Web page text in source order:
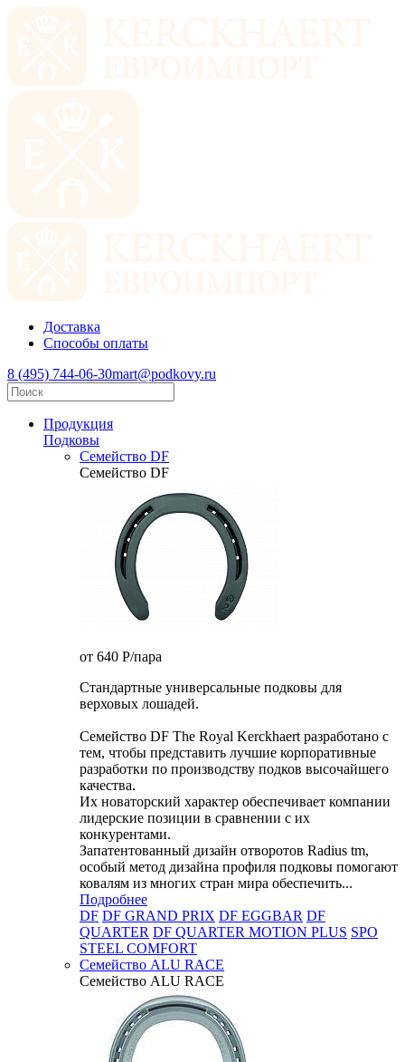
Доставка
Способы оплаты
8 (495) 744-06-30mart@podkovy.ru
Продукция
Подковы
Семейство DF
Семейство DF
от 640 P/пара
Стандартные универсальные подковы для
верховых лошадей.
Семейство DF The Royal Kerckhaert разработано с
тем, чтобы представить лучшие корпоративные
разработки по производству подков высочайшего
качества.
Их новаторский характер обеспечивает компании
лидерские позиции в сравнении с их
конкурентами.
Запатентованный дизайн отворотов Radius tm,
особый метод дизайна профиля подковы помогают
ковалям из многих стран мира обеспечить...
Подробнее
DF DF GRAND PRIX DF EGGBAR DF
QUARTER DF QUARTER MOTION PLUS SPO
STEEL COMFORT
Семейство ALU RACE
Семейство ALU RACE